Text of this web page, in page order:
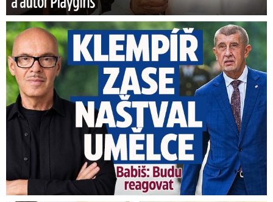
Umělci tepou Klempíře: „Zcela nepřijatelné.“